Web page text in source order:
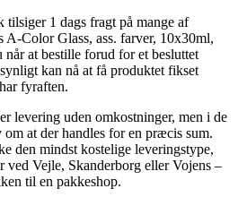
1 dags fragt på mange af
A-Color Glass, ass. farver, 10x30ml,
at bestille forud for et besluttet
kan nå at få produktet fikset
fyraften.
levering uden omkostninger, men i de
at der handles for en præcis sum.
den mindst kostelige leveringstype,
ved Vejle, Skanderborg eller Vojens –
til en pakkeshop.